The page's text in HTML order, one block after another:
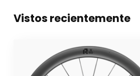
Vistos recientemente